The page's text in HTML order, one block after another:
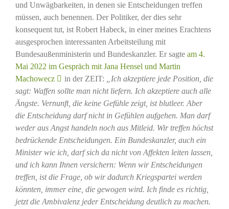
und Unwägbarkeiten, in denen sie Entscheidungen treffen
müssen, auch benennen. Der Politiker, der dies sehr
konsequent tut, ist Robert Habeck, in einer meines Erachtens
ausgesprochen interessanten Arbeitsteilung mit
Bundesaußenministerin und Bundeskanzler. Er sagte am 4.
Mai 2022 im Gespräch mit Jana Hensel und Martin
Machowecz
in der ZEIT: „Ich akzeptiere jede Position, die
sagt: Waffen sollte man nicht liefern. Ich akzeptiere auch alle
Ängste. Vernunft, die keine Gefühle zeigt, ist blutleer. Aber
die Entscheidung darf nicht in Gefühlen aufgehen. Man darf
weder aus Angst handeln noch aus Mitleid. Wir treffen höchst
bedrückende Entscheidungen. Ein Bundeskanzler, auch ein
Minister wie ich, darf sich da nicht von Affekten leiten lassen,
und ich kann Ihnen versichern: Wenn wir Entscheidungen
treffen, ist die Frage, ob wir dadurch Kriegspartei werden
könnten, immer eine, die gewogen wird. Ich finde es richtig,
jetzt die Ambivalenz jeder Entscheidung deutlich zu machen.